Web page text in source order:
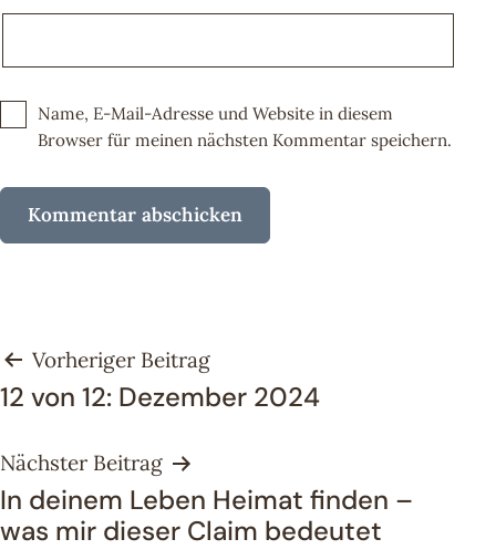
Name, E-Mail-Adresse und Website in diesem
Browser für meinen nächsten Kommentar speichern.
Beitragsnavigation
Vorheriger Beitrag
12 von 12: Dezember 2024
Nächster Beitrag
In deinem Leben Heimat finden –
was mir dieser Claim bedeutet